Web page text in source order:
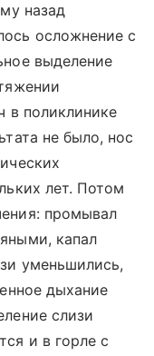
назад
осложнение с
выделение
в поликлинике
не было, нос
лет. Потом
промывал
капал
уменьшились,
дыхание
слизи
и в горле с